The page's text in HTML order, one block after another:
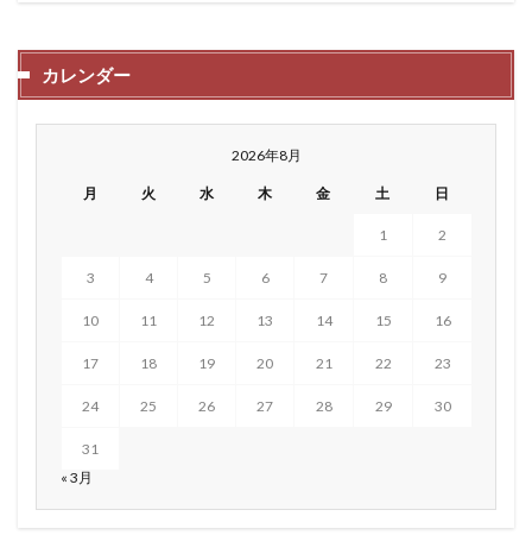
カレンダー
2026年8月
月 火 水 木 金 土 日
1 2
3 4 5 6 7 8 9
10 11 12 13 14 15 16
17 18 19 20 21 22 23
24 25 26 27 28 29 30
31
« 3月